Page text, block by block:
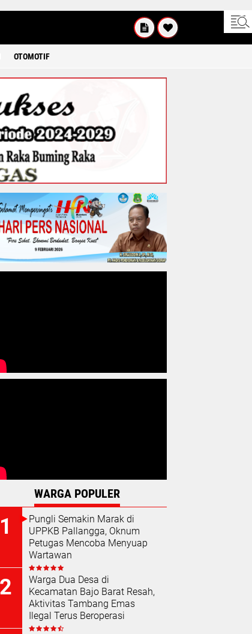
OTOMOTIF
WARGA POPULER
Pungli Semakin Marak di
UPPKB Pallangga, Oknum
Petugas Mencoba Menyuap
Wartawan
Warga Dua Desa di
Kecamatan Bajo Barat Resah,
Aktivitas Tambang Emas
Ilegal Terus Beroperasi